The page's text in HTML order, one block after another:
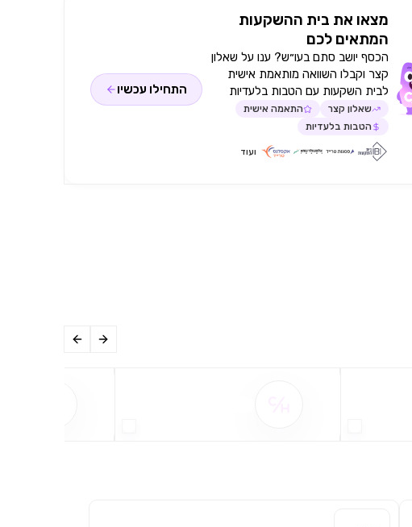
מצאו את בית ההשקעות
המתאים לכם
הכסף יושב סתם בעו״ש? ענו על שאלון
קצר וקבלו השוואה מותאמת אישית
לבית השקעות עם הטבות בלעדיות
שאלון קצר
התאמה אישית
הטבות בלעדיות
ועוד
התחילו עכשיו